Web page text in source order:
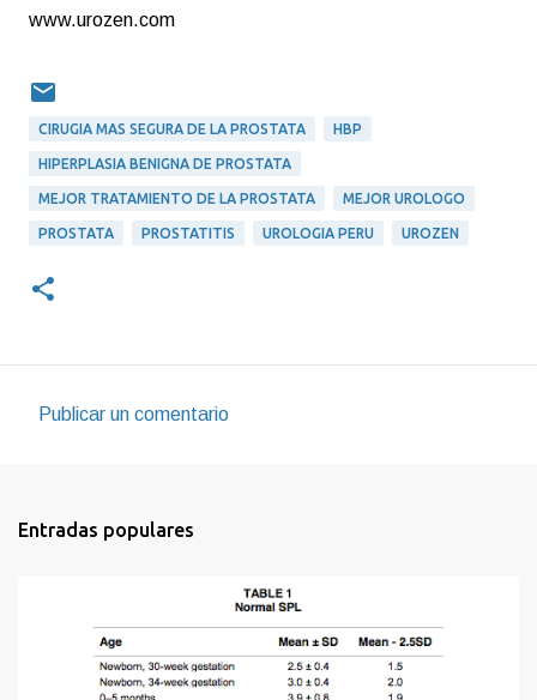
www.urozen.com
CIRUGIA MAS SEGURA DE LA PROSTATA HBP
HIPERPLASIA BENIGNA DE PROSTATA
MEJOR TRATAMIENTO DE LA PROSTATA MEJOR UROLOGO
PROSTATA PROSTATITIS UROLOGIA PERU UROZEN
e
Publicar un comentario
Entradas populares